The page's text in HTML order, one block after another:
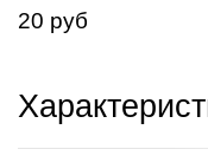
20 руб